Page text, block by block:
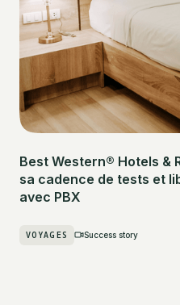
Best Western® Hotels &
sa cadence de tests et
avec PBX
VOYAGES Success story